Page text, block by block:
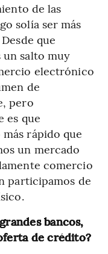
de las
solía ser más
que
un salto muy
electrónico
de
pero
es que
rápido que
un mercado
comercio
participamos de
bancos,
de crédito?